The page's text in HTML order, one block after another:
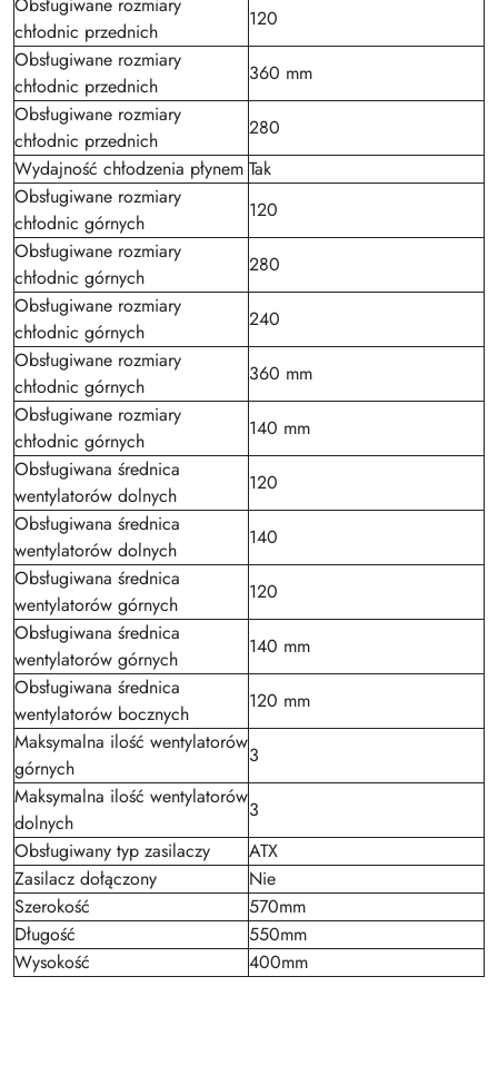
chłodnic przednich
120
Obsługiwane rozmiary
chłodnic przednich
360 mm
Obsługiwane rozmiary
chłodnic przednich
280
Wydajność chłodzenia płynem Tak
Obsługiwane rozmiary
chłodnic górnych
120
Obsługiwane rozmiary
chłodnic górnych
280
Obsługiwane rozmiary
chłodnic górnych
240
Obsługiwane rozmiary
chłodnic górnych
360 mm
Obsługiwane rozmiary
chłodnic górnych
140 mm
Obsługiwana średnica
wentylatorów dolnych
120
Obsługiwana średnica
wentylatorów dolnych
140
Obsługiwana średnica
wentylatorów górnych
120
Obsługiwana średnica
wentylatorów górnych
140 mm
Obsługiwana średnica
wentylatorów bocznych
120 mm
Maksymalna ilość wentylatorów
górnych
3
Maksymalna ilość wentylatorów
dolnych
3
Obsługiwany typ zasilaczy
ATX
Zasilacz dołączony
Nie
Szerokość
570mm
Długość
550mm
Wysokość
400mm